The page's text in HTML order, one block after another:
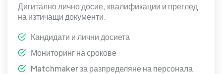
Дигитално лично досие, квалификации и преглед
на изтичащи документи.
Кандидати и лични досиета
Мониторинг на срокове
Matchmaker за разпределяне на персонала